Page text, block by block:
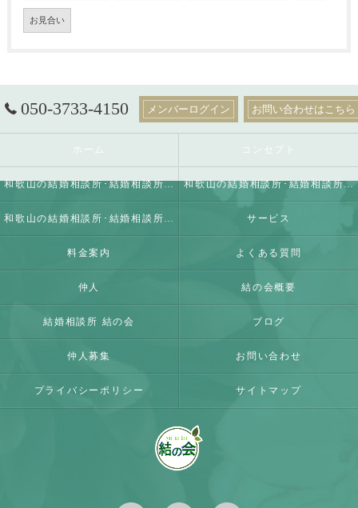
お見合い
050-3733-4150 メンバーログイン お問い合わせはこちら
ホーム コンセプト
和歌山の結婚相談所･結婚相談所 結の会の口コミ情報 和歌山の結婚相談所･結婚相談所 結の会の評判
和歌山の結婚相談所･結婚相談所 結の会のお客様の声 サービス
料金案内 よくある質問
仲人 結の会概要
結婚相談所 結の会 ブログ
仲人募集 お問い合わせ
プライバシーポリシー サイトマップ